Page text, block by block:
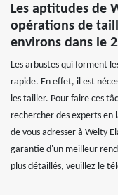
Les aptitudes de
opérations de
environs dans le
Les arbustes qui forment
rapide. En effet, il est
les tailler. Pour faire ces
rechercher des experts en
de vous adresser à Welty
garantie d'un meilleur
plus détaillés, veuillez le